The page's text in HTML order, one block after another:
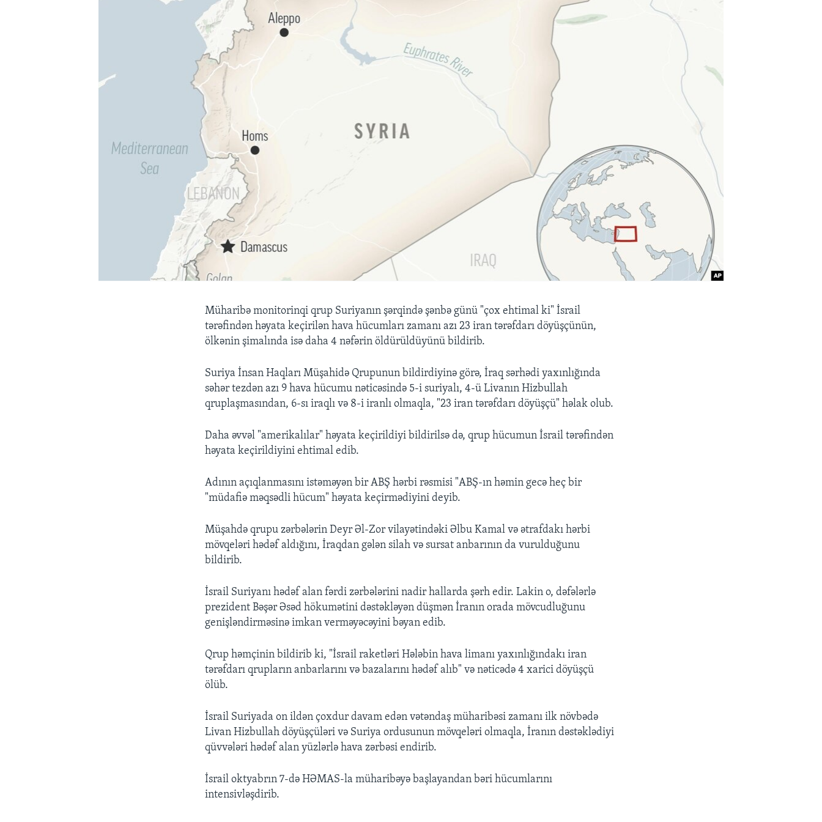
Müharibə monitorinqi qrup Suriyanın şərqində şənbə günü "çox ehtimal ki" İsrail
tərəfindən həyata keçirilən hava hücumları zamanı azı 23 iran tərəfdarı döyüşçünün,
ölkənin şimalında isə daha 4 nəfərin öldürüldüyünü bildirib.
Suriya İnsan Haqları Müşahidə Qrupunun bildirdiyinə görə, İraq sərhədi yaxınlığında
səhər tezdən azı 9 hava hücumu nəticəsində 5-i suriyalı, 4-ü Livanın Hizbullah
qruplaşmasından, 6-sı iraqlı və 8-i iranlı olmaqla, "23 iran tərəfdarı döyüşçü" həlak olub.
Daha əvvəl "amerikalılar" həyata keçirildiyi bildirilsə də, qrup hücumun İsrail tərəfindən
həyata keçirildiyini ehtimal edib.
Adının açıqlanmasını istəməyən bir ABŞ hərbi rəsmisi "ABŞ-ın həmin gecə heç bir
"müdafiə məqsədli hücum" həyata keçirmədiyini deyib.
Müşahdə qrupu zərbələrin Deyr Əl-Zor vilayətindəki Əlbu Kamal və ətrafdakı hərbi
mövqeləri hədəf aldığını, İraqdan gələn silah və sursat anbarının da vurulduğunu
bildirib.
İsrail Suriyanı hədəf alan fərdi zərbələrini nadir hallarda şərh edir. Lakin o, dəfələrlə
prezident Bəşər Əsəd hökumətini dəstəkləyən düşmən İranın orada mövcudluğunu
genişləndirməsinə imkan verməyəcəyini bəyan edib.
Qrup həmçinin bildirib ki, "İsrail raketləri Hələbin hava limanı yaxınlığındakı iran
tərəfdarı qrupların anbarlarını və bazalarını hədəf alıb" və nəticədə 4 xarici döyüşçü
ölüb.
İsrail Suriyada on ildən çoxdur davam edən vətəndaş müharibəsi zamanı ilk növbədə
Livan Hizbullah döyüşçüləri və Suriya ordusunun mövqeləri olmaqla, İranın dəstəklədiyi
qüvvələri hədəf alan yüzlərlə hava zərbəsi endirib.
İsrail oktyabrın 7-də HƏMAS-la müharibəyə başlayandan bəri hücumlarını
intensivləşdirib.